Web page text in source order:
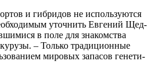
и гибри­дов не исполь­зу­ют­ся
уточ­нить Евге­ний Щед­
в поле для зна­ком­ства
– Толь­ко тра­ди­ци­он­ные
миро­вых запа­сов гене­ти­